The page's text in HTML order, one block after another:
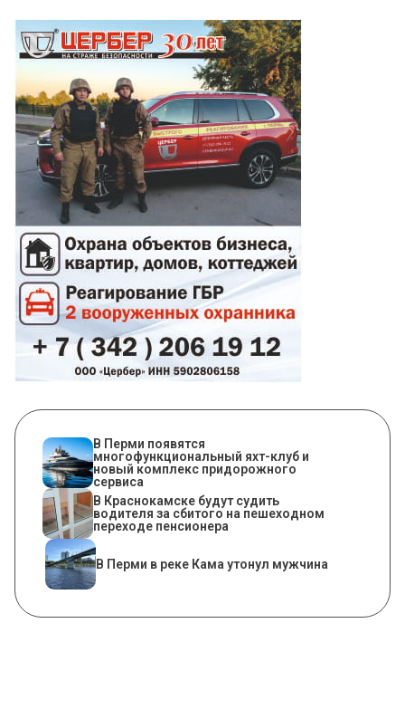
В Перми появятся
многофункциональный яхт-клуб и
новый комплекс придорожного
сервиса
В Краснокамске будут судить
водителя за сбитого на пешеходном
переходе пенсионера
В Перми в реке Кама утонул мужчина